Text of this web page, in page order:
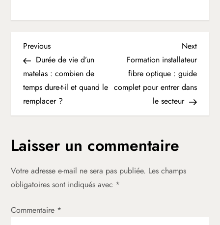
N
a
v
i
g
a
t
i
Previous
Post
Previous
Durée de vie d’un
matelas : combien de
temps dure-t-il et quand le
remplacer ?
Next
Post
Next
Formation installateur
fibre optique : guide
complet pour entrer dans
le secteur
Laisser un commentaire
Votre adresse e-mail ne sera pas publiée. Les champs
obligatoires sont indiqués avec *
Commentaire *